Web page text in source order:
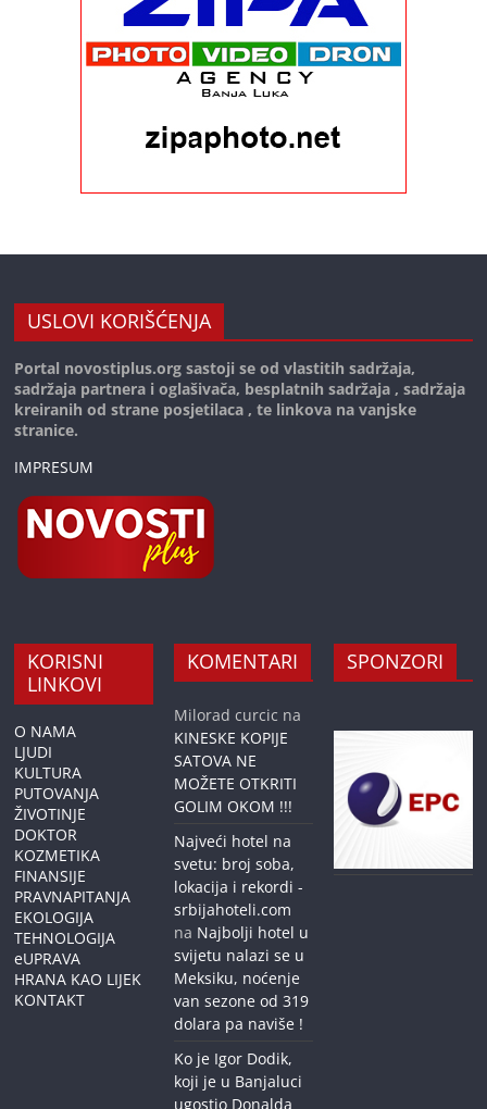
USLOVI KORIŠĆENJA
Portal novostiplus.org sastoji se od vlastitih sadržaja,
sadržaja partnera i oglašivača, besplatnih sadržaja , sadržaja
kreiranih od strane posjetilaca , te linkova na vanjske
stranice.
IMPRESUM
KORISNI
LINKOVI
O NAMA
LJUDI
KULTURA
PUTOVANJA
ŽIVOTINJE
DOKTOR
KOZMETIKA
FINANSIJE
PRAVNAPITANJA
EKOLOGIJA
TEHNOLOGIJA
eUPRAVA
HRANA KAO LIJEK
KONTAKT
KOMENTARI
Milorad curcic na
KINESKE KOPIJE
SATOVA NE
MOŽETE OTKRITI
GOLIM OKOM !!!
Najveći hotel na
svetu: broj soba,
lokacija i rekordi -
srbijahoteli.com
na Najbolji hotel u
svijetu nalazi se u
Meksiku, noćenje
van sezone od 319
dolara pa naviše !
Ko je Igor Dodik,
koji je u Banjaluci
ugostio Donalda
SPONZORI